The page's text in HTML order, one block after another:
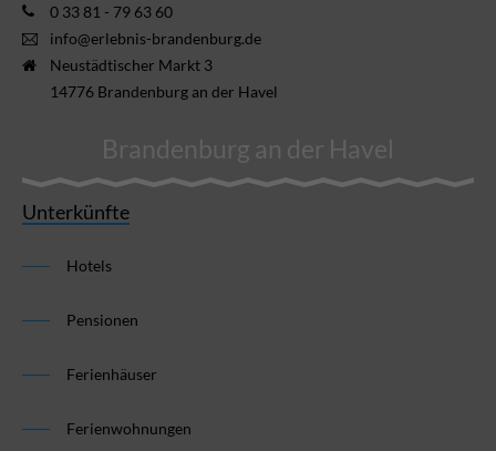
0 33 81 - 79 63 60
info@erlebnis-brandenburg.de
Neustädtischer Markt 3
14776 Brandenburg an der Havel
Brandenburg an der Havel
Unterkünfte
Hotels
Pensionen
Ferienhäuser
Ferienwohnungen